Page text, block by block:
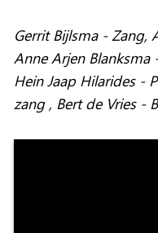
Gerrit Bijlsma - Zang,
Anne Arjen Blanksma
Hein Jaap Hilarides -
zang , Bert de Vries -